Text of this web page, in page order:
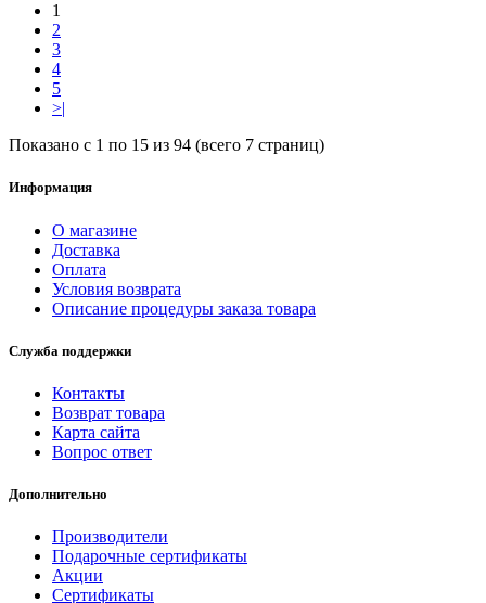
1
2
3
4
5
>|
Показано с 1 по 15 из 94 (всего 7 страниц)
Информация
О магазине
Доставка
Оплата
Условия возврата
Описание процедуры заказа товара
Служба поддержки
Контакты
Возврат товара
Карта сайта
Вопрос ответ
Дополнительно
Производители
Подарочные сертификаты
Акции
Сертификаты